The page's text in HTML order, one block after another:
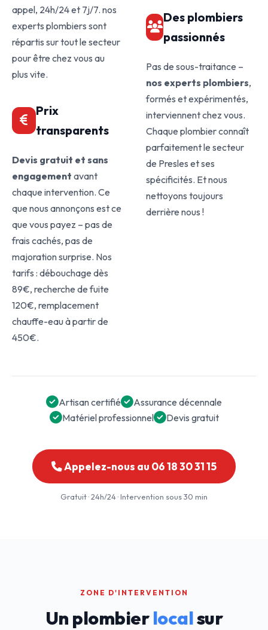
appel, 24h/24 et 7j/7. nos
experts plombiers sont
répartis sur tout le secteur
pour être chez vous au
plus vite.
Prix
transparents
Devis gratuit et sans
engagement avant
chaque intervention. Ce
que nous annonçons est ce
que vous payez – pas de
frais cachés, pas de
majoration surprise. Nos
tarifs : débouchage dès
89€, recherche de fuite
120€, remplacement
chauffe-eau à partir de
450€.
Des plombiers
passionnés
Pas de sous-traitance –
nos experts plombiers,
formés et expérimentés,
interviennent chez vous.
Chaque plombier connaît
parfaitement le secteur
de Presles et ses
spécificités. Et nous
nettoyons toujours
derrière nous !
Artisan certifié
Assurance décennale
Matériel professionnel
Devis gratuit
Appelez-nous au 06 18 30 31 15
Gratuit · 24h/24 · Intervention sous 30 min
ZONE D'INTERVENTION
Un plombierlocalsur